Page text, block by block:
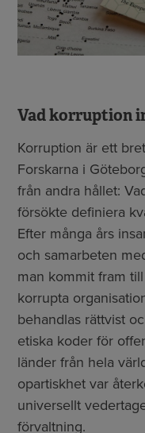
Vad korruption
Korruption är ett
Forskarna i
från andra hållet:
försökte definiera
Efter många års
och samarbeten
man kommit fram
korrupta
behandlas rättvist
etiska koder för
länder från hela
opartiskhet var
universellt
förvaltning.